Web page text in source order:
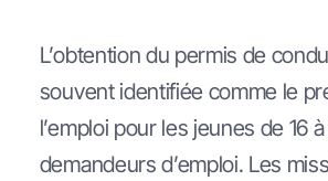
L’obtention du permis de
souvent identifiée comme le
l’emploi pour les jeunes de 16
demandeurs d’emploi. Les